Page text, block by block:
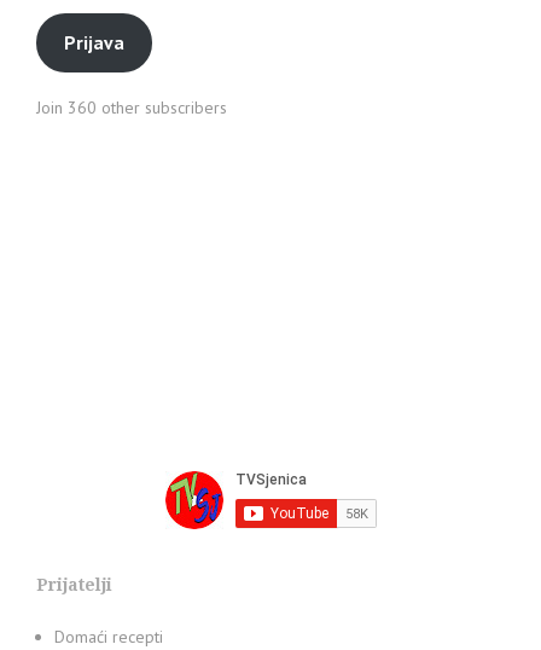
Prijava
Join 360 other subscribers
Prijatelji
Domaći recepti